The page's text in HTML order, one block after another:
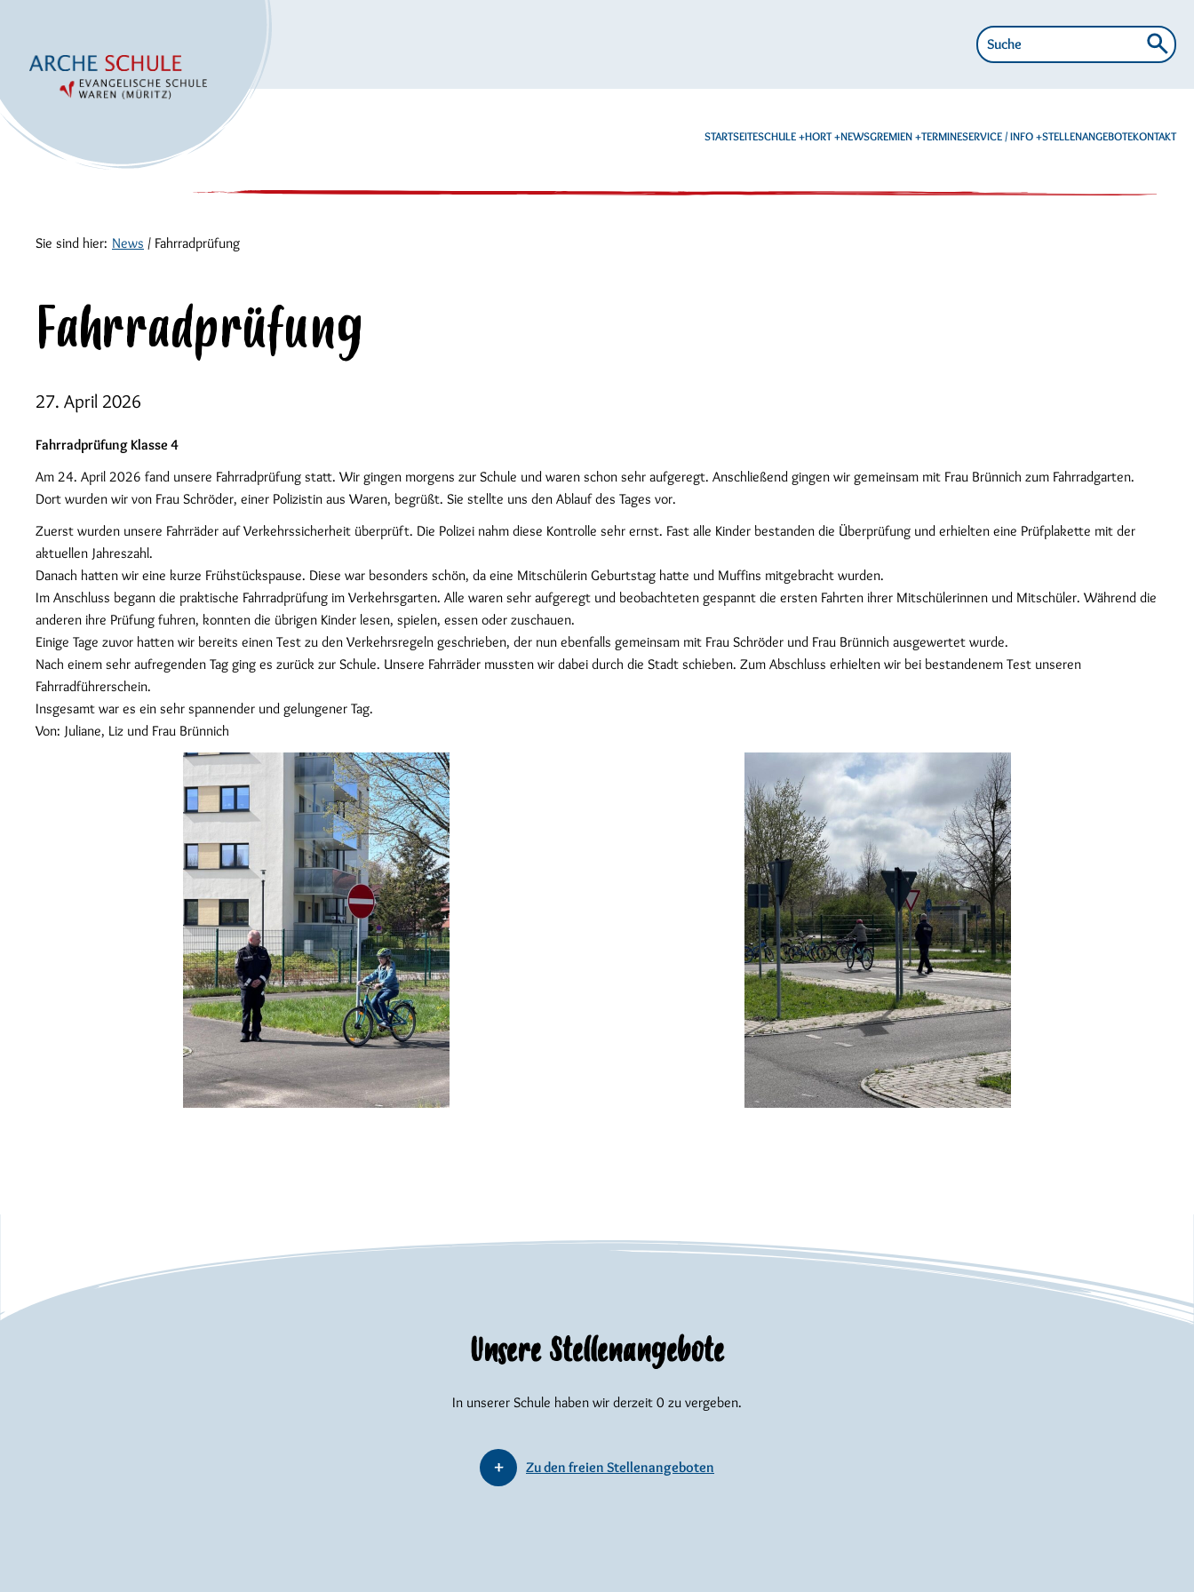
Suche
nach:
STARTSEITESCHULE HORT NEWSGREMIEN TERMINESERVICE / INFO STELLENANGEBOTEKONTAKT
Sie sind hier: News / Fahrradprüfung
Fahrradprüfung
27. April 2026
Fahrradprüfung Klasse 4
Am 24. April 2026 fand unsere Fahrradprüfung statt. Wir gingen morgens zur Schule und waren schon sehr aufgeregt. Anschließend gingen wir gemeinsam mit Frau Brünnich zum Fahrradgarten.
Dort wurden wir von Frau Schröder, einer Polizistin aus Waren, begrüßt. Sie stellte uns den Ablauf des Tages vor.
Zuerst wurden unsere Fahrräder auf Verkehrssicherheit überprüft. Die Polizei nahm diese Kontrolle sehr ernst. Fast alle Kinder bestanden die Überprüfung und erhielten eine Prüfplakette mit der
aktuellen Jahreszahl.
Danach hatten wir eine kurze Frühstückspause. Diese war besonders schön, da eine Mitschülerin Geburtstag hatte und Muffins mitgebracht wurden.
Im Anschluss begann die praktische Fahrradprüfung im Verkehrsgarten. Alle waren sehr aufgeregt und beobachteten gespannt die ersten Fahrten ihrer Mitschülerinnen und Mitschüler. Während die
anderen ihre Prüfung fuhren, konnten die übrigen Kinder lesen, spielen, essen oder zuschauen.
Einige Tage zuvor hatten wir bereits einen Test zu den Verkehrsregeln geschrieben, der nun ebenfalls gemeinsam mit Frau Schröder und Frau Brünnich ausgewertet wurde.
Nach einem sehr aufregenden Tag ging es zurück zur Schule. Unsere Fahrräder mussten wir dabei durch die Stadt schieben. Zum Abschluss erhielten wir bei bestandenem Test unseren
Fahrradführerschein.
Insgesamt war es ein sehr spannender und gelungener Tag.
Von: Juliane, Liz und Frau Brünnich
Unsere Stellenangebote
In unserer Schule haben wir derzeit 0 zu vergeben.
Zu den freien Stellenangeboten